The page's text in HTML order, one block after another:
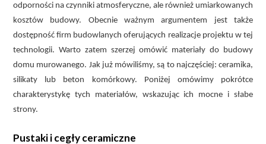
odporności na czynniki atmosferyczne, ale również umiarkowanych
kosztów budowy. Obecnie ważnym argumentem jest także
dostępność firm budowlanych oferujących realizacje projektu w tej
technologii. Warto zatem szerzej omówić materiały do budowy
domu murowanego. Jak już mówiliśmy, są to najczęściej: ceramika,
silikaty lub beton komórkowy. Poniżej omówimy pokrótce
charakterystykę tych materiałów, wskazując ich mocne i słabe
strony.
Pustaki i cegły ceramiczne